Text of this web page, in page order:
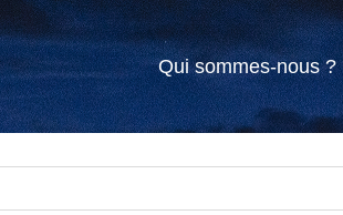
Qui sommes-nous ?